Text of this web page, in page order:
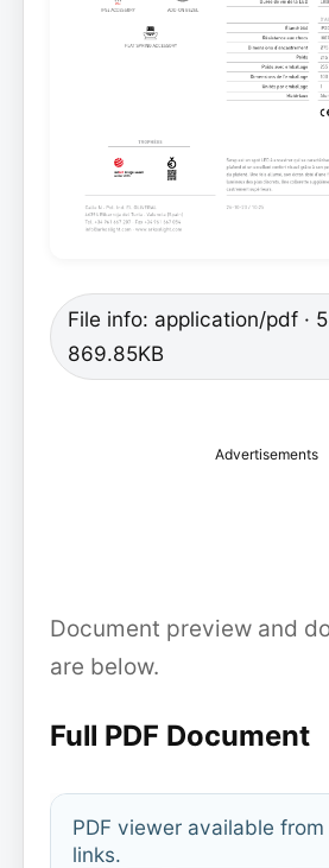
File info: application/pdf · 5
869.85KB
Advertisements
Document preview and
are below.
Full PDF Document
PDF viewer available
links.